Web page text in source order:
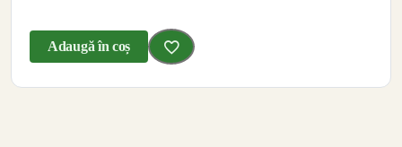
Adaugă în coș